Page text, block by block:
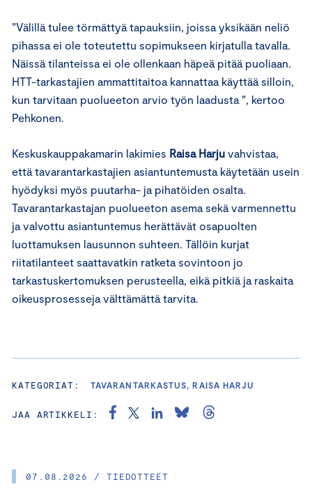
07.08.2026 / TIEDOTTEET
”Välillä tulee törmättyä tapauksiin, joissa yksikään neliö
pihassa ei ole toteutettu sopimukseen kirjatulla tavalla.
Näissä tilanteissa ei ole ollenkaan häpeä pitää puoliaan.
HTT-tarkastajien ammattitaitoa kannattaa käyttää silloin,
kun tarvitaan puolueeton arvio työn laadusta ”, kertoo
Pehkonen.
Keskuskauppakamarin lakimies Raisa Harju vahvistaa,
että tavarantarkastajien asiantuntemusta käytetään usein
hyödyksi myös puutarha- ja pihatöiden osalta.
Tavarantarkastajan puolueeton asema sekä varmennettu
ja valvottu asiantuntemus herättävät osapuolten
luottamuksen lausunnon suhteen. Tällöin kurjat
riitatilanteet saattavatkin ratketa sovintoon jo
tarkastuskertomuksen perusteella, eikä pitkiä ja raskaita
oikeusprosesseja välttämättä tarvita.
KATEGORIAT: TAVARANTARKASTUS, RAISA HARJU
JAA ARTIKKELI: